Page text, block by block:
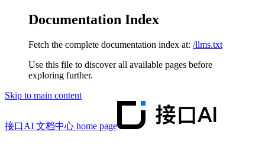
Documentation Index
Fetch the complete documentation index at: /llms.txt
Use this file to discover all available pages before
exploring further.
Skip to main content
接口AI 文档中心 home page